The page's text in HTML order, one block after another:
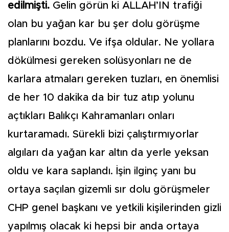
edilmişti. Gelin görün ki ALLAH’IN trafiği
olan bu yağan kar bu şer dolu görüşme
planlarını bozdu. Ve ifşa oldular. Ne yollara
dökülmesi gereken solüsyonları ne de
karlara atmaları gereken tuzları, en önemlisi
de her 10 dakika da bir tuz atıp yolunu
açtıkları Balıkçı Kahramanları onları
kurtaramadı. Sürekli bizi çalıştırmıyorlar
algıları da yağan kar altın da yerle yeksan
oldu ve kara saplandı. İşin ilginç yanı bu
ortaya saçılan gizemli sır dolu görüşmeler
CHP genel başkanı ve yetkili kişilerinden gizli
yapılmış olacak ki hepsi bir anda ortaya